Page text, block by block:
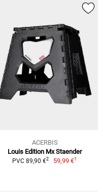
ACERBIS
Louis Edition Mx Staender
PVC 89,90 €2 59,99 €1